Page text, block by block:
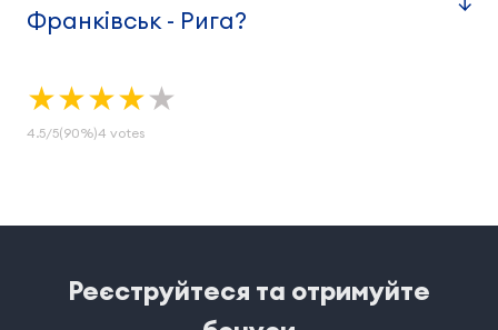
Франківськ - Рига?
★★★★★
4.5/5(90%)4 votes
Реєструйтеся та отримуйте